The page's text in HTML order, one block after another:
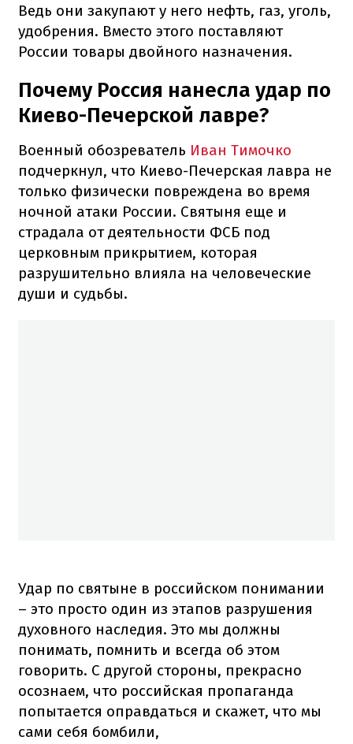
Ведь они закупают у него нефть, газ, уголь,
удобрения. Вместо этого поставляют
России товары двойного назначения.
Почему Россия нанесла удар по
Киево-Печерской лавре?
Военный обозреватель Иван Тимочко
подчеркнул, что Киево-Печерская лавра не
только физически повреждена во время
ночной атаки России. Святыня еще и
страдала от деятельности ФСБ под
церковным прикрытием, которая
разрушительно влияла на человеческие
души и судьбы.
Удар по святыне в российском понимании
– это просто один из этапов разрушения
духовного наследия. Это мы должны
понимать, помнить и всегда об этом
говорить. С другой стороны, прекрасно
осознаем, что российская пропаганда
попытается оправдаться и скажет, что мы
сами себя бомбили,